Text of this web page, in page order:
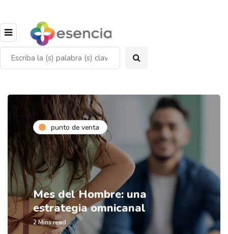
punto de venta
Mes del Hombre: una
estrategia omnicanal
2 Mins read